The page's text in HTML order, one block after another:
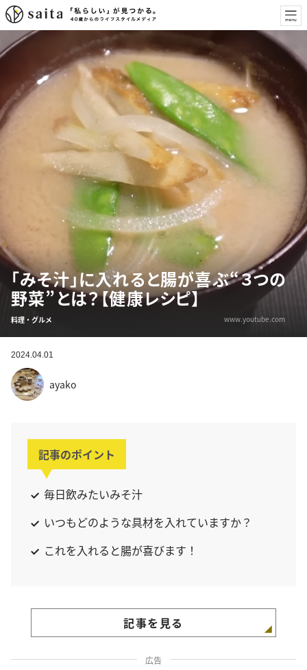
「みそ汁」に入れると腸が喜ぶ“３つの
野菜”とは？【健康レシピ】
料理・グルメ www.youtube.com
2024.04.01
ayako
記事のポイント
毎日飲みたいみそ汁
いつもどのような具材を入れていますか？
これを入れると腸が喜びます！
記事を見る
広告